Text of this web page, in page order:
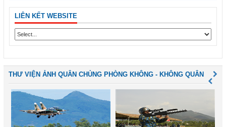
LIÊN KẾT WEBSITE
THƯ VIỆN ẢNH QUÂN CHỦNG PHÒNG KHÔNG - KHÔNG QUÂN